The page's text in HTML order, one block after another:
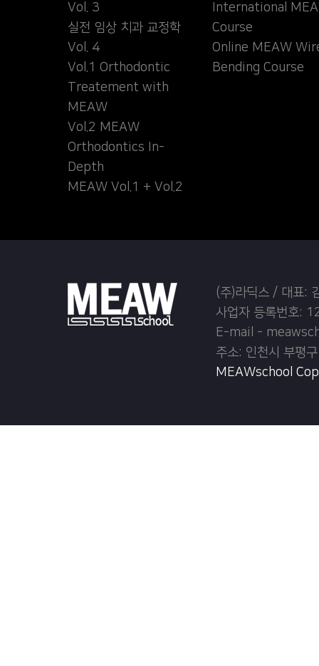
Vol. 3
실전 임상 치과 교정학
Vol. 4
Vol.1 Orthodontic
Treatement with
MEAW
Vol.2 MEAW
Orthodontics In-
Depth
MEAW Vol.1 + Vol.2
International
Course
Online MEAW
Bending Course
(주)라딕스 / 대표:
사업자 등록번호:
E-mail -
주소: 인천시 부평
MEAWschool